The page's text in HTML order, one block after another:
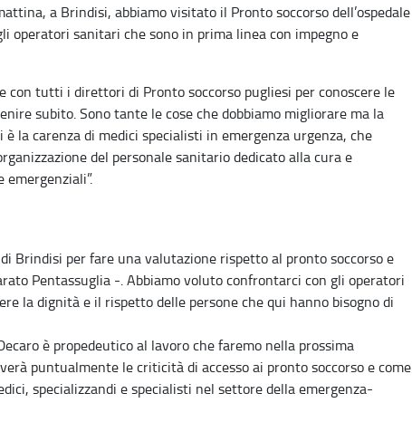
a Brindisi, abbiamo visitato il Pronto soccorso dell’ospedale
operatori sanitari che sono in prima linea con impegno e
con tutti i direttori di Pronto soccorso pugliesi per conoscere le
subito. Sono tante le cose che dobbiamo migliorare ma la
la carenza di medici specialisti in emergenza urgenza, che
del personale sanitario dedicato alla cura e
Brindisi per fare una valutazione rispetto al pronto soccorso e
Pentassuglia -. Abbiamo voluto confrontarci con gli operatori
la dignità e il rispetto delle persone che qui hanno bisogno di
è propedeutico al lavoro che faremo nella prossima
puntualmente le criticità di accesso ai pronto soccorso e come
specializzandi e specialisti nel settore della emergenza-